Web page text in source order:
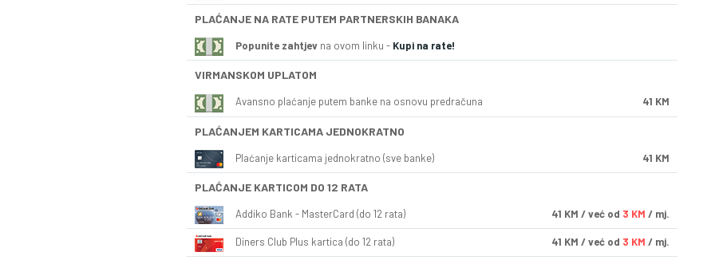
PLAĆANJE NA RATE PUTEM PARTNERSKIH BANAKA
Popunite zahtjev na ovom linku - Kupi na rate!
VIRMANSKOM UPLATOM
Avansno plaćanje putem banke na osnovu predračuna 41 KM
PLAĆANJEM KARTICAMA JEDNOKRATNO
Plaćanje karticama jednokratno (sve banke) 41 KM
PLAĆANJE KARTICOM DO 12 RATA
Addiko Bank - MasterCard (do 12 rata) 41 KM / već od 3 KM / mj.
Diners Club Plus kartica (do 12 rata) 41 KM / već od 3 KM / mj.